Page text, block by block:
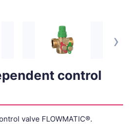
›
control
valve FLOWMATIC®.